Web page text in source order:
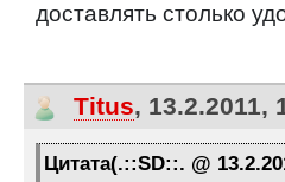
доставлять столько
Titus, 13.2.2011,
Цитата(.::SD::. @